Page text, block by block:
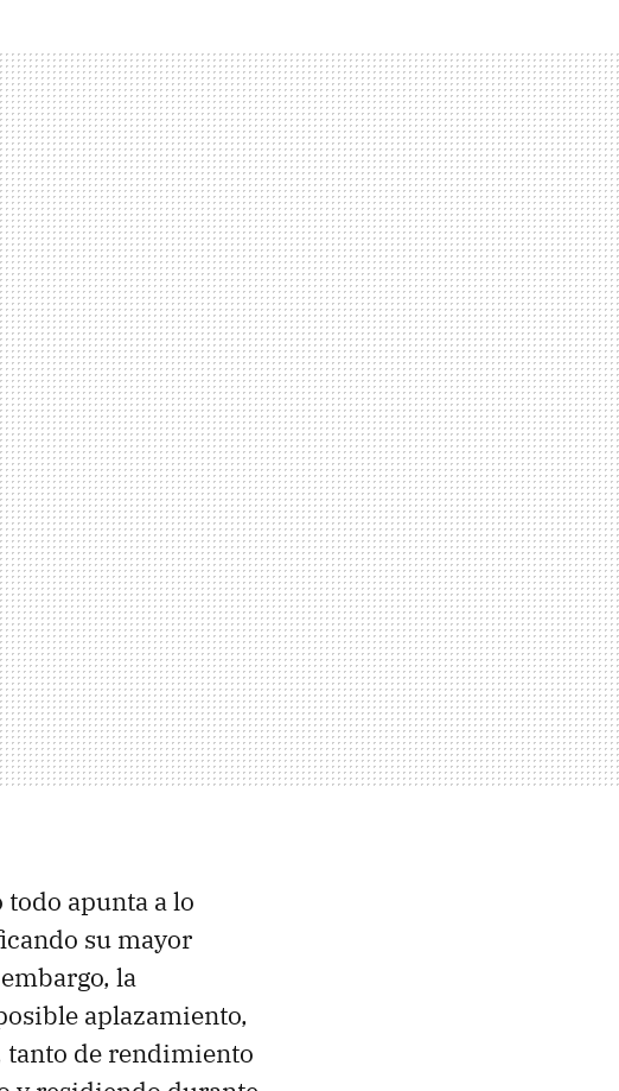
apunta a lo
su mayor
la
aplazamiento,
tanto de rendimiento